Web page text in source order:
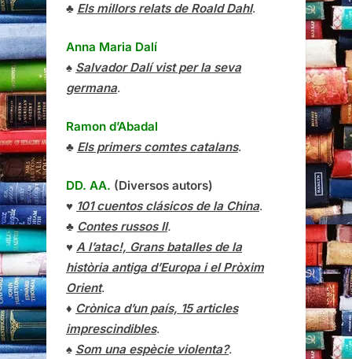
♣ Els millors relats de Roald Dahl.
Anna Maria Dalí
♠ Salvador Dalí vist per la seva
germana.
Ramon d’Abadal
♣ Els primers comtes catalans.
DD. AA. (Diversos autors)
♥ 101 cuentos clásicos de la China.
♣ Contes russos II.
♥ A l’atac!, Grans batalles de la
història antiga d’Europa i el Pròxim
Orient.
♦ Crònica d’un país, 15 articles
imprescindibles.
♠ Som una espècie violenta?.